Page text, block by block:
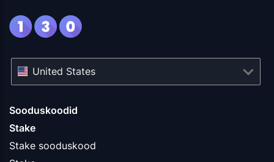
Sooduskoodid
Stake
Stake sooduskood
United States